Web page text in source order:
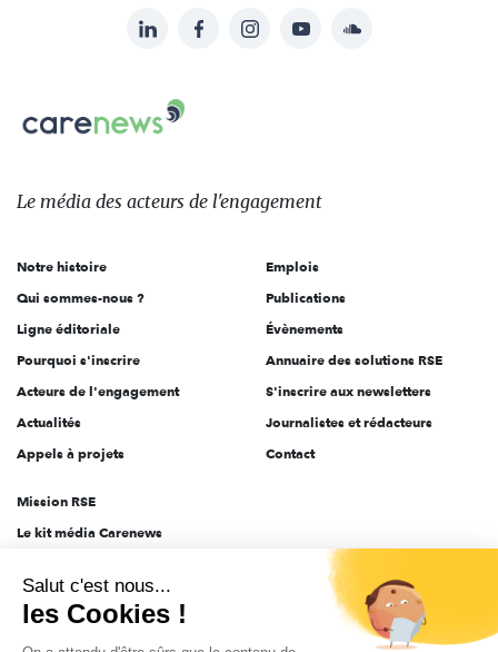
sur:
LinkedInFacebookInstagramYouTubeSoundcloud
Carenews,
Le
des
l'engagement
Le média des acteurs de l'engagement
Notre histoire
Qui sommes-nous ?
Ligne éditoriale
Pourquoi s'inscrire
Acteurs de l'engagement
Actualités
Appels à projets
Emplois
Publications
Évènements
Annuaire des solutions RSE
S'inscrire aux newsletters
Journalistes et rédacteurs
Contact
Mission RSE
Le kit média Carenews
AEF info
Novethic
Salut c'est nous...
les Cookies !